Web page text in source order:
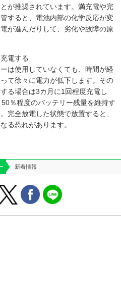
が推奨されています。満充電や完
すると、電池内部の化学反応が変
が進んだりして、劣化や故障の原
電する
は使用していなくても、時間が経
て徐々に電力が低下します。その
る場合は3カ月に1回程度充電し
％程度のバッテリー残量を維持す
完全放電した状態で放置すると、
る恐れがあります。
新着情報